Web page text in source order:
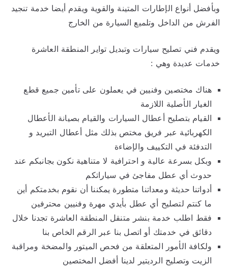
وبأفضل أنواع الإطارات المتينة والقوية ويقدم أيضا خدمة تنجيد
الفرش من الداخل وتلميع السيارة من الخارج
ويقدم فني تصليح سيارات وتبديل تواير المنطقة العاشرة
خدمات عديدة وهي :
هناك مختصين وفنيين في يعملون على تأمين جميع قطع
الغيار الأصلية اللازمة
القيام بتصليح أعطال السيارات والقيام بصيانة الأعطال
الكهربائية عبر فريق مختص بذلك مثل أعطال التبريد و
التدفئة في التكييف والإضاءة
وبكل بسرعة عالية و احترافية لا متناهية نكون بجانبكم عند
حدوث أي عطل مفاجئ في سياراتكم
أدواتنا حديثة ومعداتنا متطورة يمكننا أن نقوم بخدمتكم أين
ما كنتم لتصليح أي عطل بأيدي مهرة وفنيين محترفين
فقط اطلب خدمة بنشر متنقل المنطقة العاشرة تجدنا خلال
دقائق في خدمتك أو اتصل بنا عبر الرقم الخاص بنا
ولكافة الأمور المتعلقة من فحص الميتور والمضخة ومراقبة
الزيت وتصليح الرديتير لدينا أفضل المختصين